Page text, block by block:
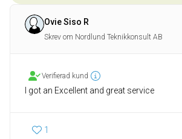
Ovie Siso R
Skrev om Nordlund Teknikkonsult AB
Verifierad kund
I got an Excellent and great service
1